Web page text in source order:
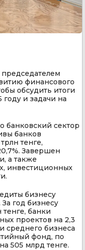
финансового
обсудить итоги
году и задачи на
банковский сектор
банков
тенге,
Завершен
а также
инвестиционных
бизнесу
За год бизнесу
банки
проектов на 2,3
среднего бизнеса
фонд, по
505 млрд тенге.